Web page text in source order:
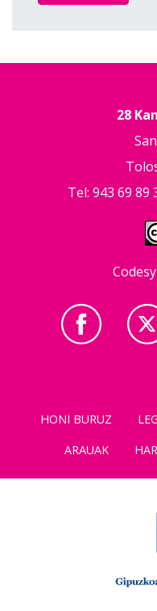
28
Tel: 943 69 89
HONI BURUZ
ARAUAK